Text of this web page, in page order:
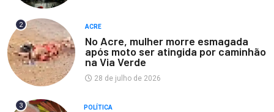
2 ACRE
No Acre, mulher morre esmagada
após moto ser atingida por caminhão
na Via Verde
28 de julho de 2026
3 POLÍTICA